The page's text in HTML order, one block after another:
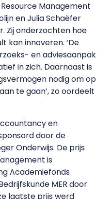
Management
en Julia Schaëfer
Zij onderzochten hoe
kan innoveren. ‘De
en adviesaanpak
in zich. Daarnaast is
nodig om op
te gaan’, zo oordeelt
en
door de
Onderwijs. De prijs
is
Academiefonds
MER door
laatste prijs werd